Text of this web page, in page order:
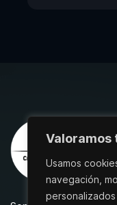
Valoramos
Usamos
navegación,